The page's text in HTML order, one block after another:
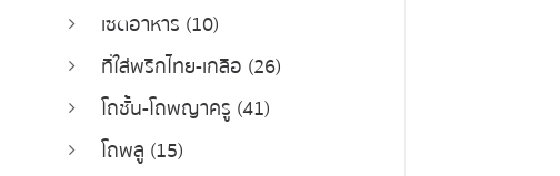
เซตอาหาร (10)
ที่ใส่พริกไทย-เกลือ (26)
โถชั้น-โถพญาครู (41)
โถพลู (15)